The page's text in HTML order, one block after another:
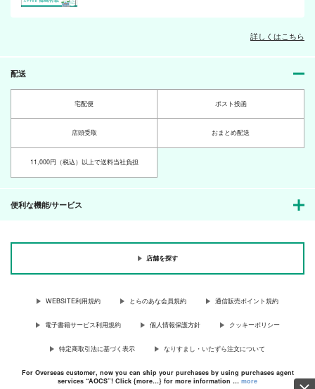
詳しくはこちら
配送
宅配便 ポスト投函
店頭受取 おまとめ配送
11,000円（税込）以上で送料当社負担
便利な機能/サービス
店舗を探す
WEBSITE利用規約 とらのあな会員規約 通信販売ポイント規約
電子書籍サービス利用規約 個人情報保護方針 クッキーポリシー
特定商取引法に基づく表示 なりすまし・いたずら注文について
For Overseas customer, now you can ship your purchases by using purchases agent
services “AOCS”! Click {more…} for more information … more